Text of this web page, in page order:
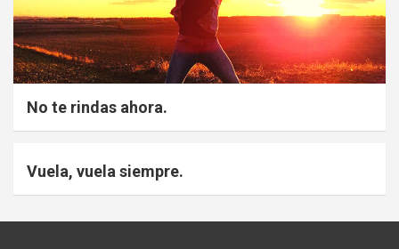
No te rindas ahora.
Vuela, vuela siempre.